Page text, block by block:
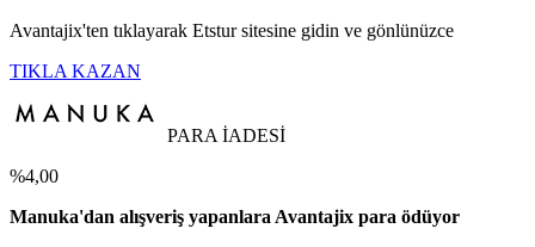
Avantajix'ten tıklayarak Etstur sitesine gidin ve gönlünüzce
TIKLA KAZAN
PARA İADESİ
%4,00
Manuka'dan alışveriş yapanlara Avantajix para ödüyor